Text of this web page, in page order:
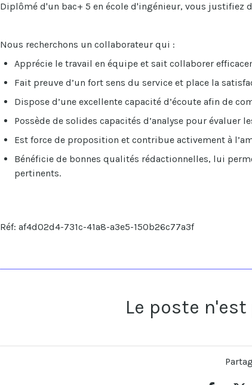
Diplômé d'un bac+ 5 en école d'ingénieur, vous justifiez
Nous recherchons un collaborateur qui :
Apprécie le travail en équipe et sait collaborer
Fait preuve d’un fort sens du service et place la
Dispose d’une excellente capacité d’écoute afin de
Possède de solides capacités d’analyse pour
Est force de proposition et contribue activement à
Bénéficie de bonnes qualités rédactionnelles, lui
pertinents.
Réf: af4d02d4-731c-41a8-a3e5-150b26c77a3f
Le poste